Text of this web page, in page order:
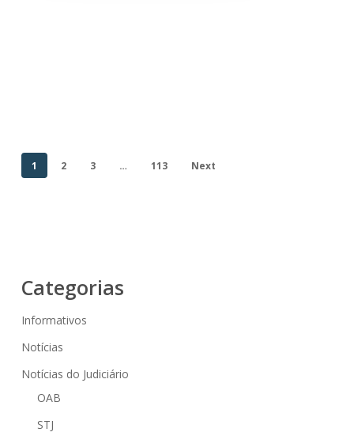
1 2 3 … 113 Next
Categorias
Informativos
Notícias
Notícias do Judiciário
OAB
STJ